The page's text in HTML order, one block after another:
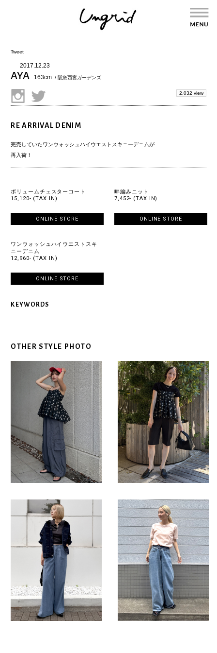
Tweet
2017.12.23
AYA 163cm / 阪急西宮ガーデンズ
2,032 view
RE ARRIVAL DENIM
完売していたワンウォッシュハイウエストスキニーデニムが
再入荷！
ボリュームチェスターコート
15,120- (TAX IN)
ONLINE STORE
畔編みニット
7,452- (TAX IN)
ONLINE STORE
ワンウォッシュハイウエストスキ
ニーデニム
12,960- (TAX IN)
ONLINE STORE
KEYWORDS
OTHER STYLE PHOTO